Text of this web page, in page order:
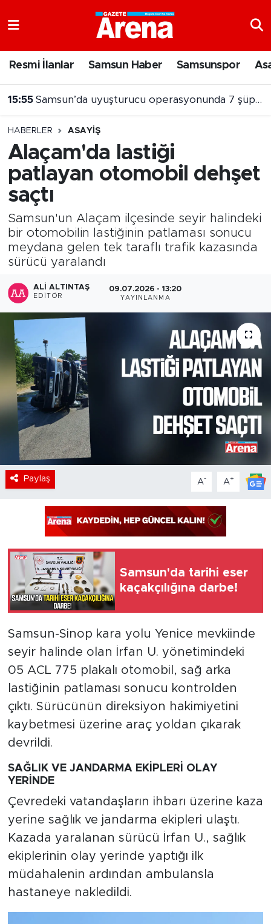
Resmi İlanlar Samsun Haber Samsunspor
15:55 Samsun’da uyuşturucu operasyonunda 7 şüpheli cezaevine gönderildi
HABERLER ASAYIŞ
Alaçam'da lastiği
patlayan otomobil dehşet
saçtı
Samsun'un Alaçam ilçesinde seyir halindeki
bir otomobilin lastiğinin patlaması sonucu
meydana gelen tek taraflı trafik kazasında
sürücü yaralandı
ALI ALTINTAŞ
EDITÖR
09.07.2026 - 13:20
YAYINLANMA
Paylaş A- A+
Samsun'da tarihi eser
kaçakçılığına darbe!
Samsun-Sinop kara yolu Yenice mevkiinde
seyir halinde olan İrfan U. yönetimindeki
05 ACL 775 plakalı otomobil, sağ arka
lastiğinin patlaması sonucu kontrolden
çıktı. Sürücünün direksiyon hakimiyetini
kaybetmesi üzerine araç yoldan çıkarak
devrildi.
SAĞLIK VE JANDARMA EKİPLERİ OLAY
YERİNDE
Çevredeki vatandaşların ihbarı üzerine kaza
yerine sağlık ve jandarma ekipleri ulaştı.
Kazada yaralanan sürücü İrfan U., sağlık
ekiplerinin olay yerinde yaptığı ilk
müdahalenin ardından ambulansla
hastaneye nakledildi.
Samsun Namaz Vakitleri
Trafik Durumu
Süper Lig Puan Durumu ve Fikstür
Tüm Manşetler
Son Dakika Haberleri
Haber Arşivi